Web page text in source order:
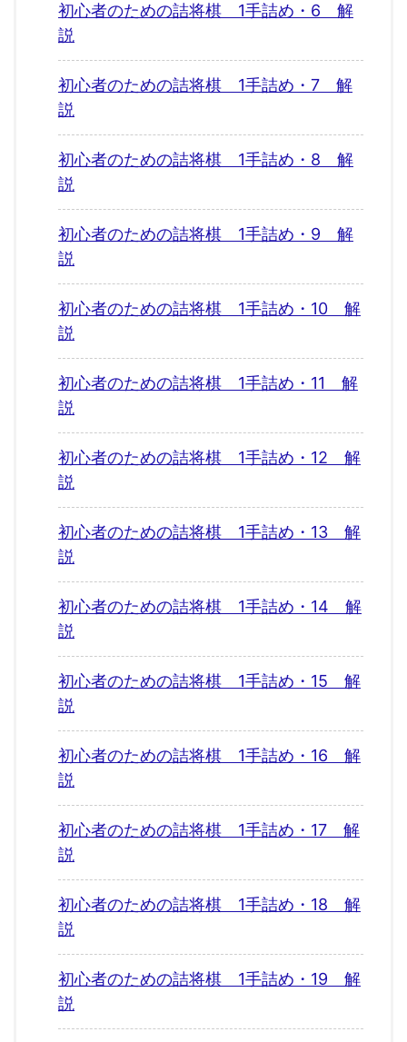
初心者のための詰将棋 1手詰め・6 解
説
初心者のための詰将棋 1手詰め・7 解
説
初心者のための詰将棋 1手詰め・8 解
説
初心者のための詰将棋 1手詰め・9 解
説
初心者のための詰将棋 1手詰め・10 解
説
初心者のための詰将棋 1手詰め・11 解
説
初心者のための詰将棋 1手詰め・12 解
説
初心者のための詰将棋 1手詰め・13 解
説
初心者のための詰将棋 1手詰め・14 解
説
初心者のための詰将棋 1手詰め・15 解
説
初心者のための詰将棋 1手詰め・16 解
説
初心者のための詰将棋 1手詰め・17 解
説
初心者のための詰将棋 1手詰め・18 解
説
初心者のための詰将棋 1手詰め・19 解
説